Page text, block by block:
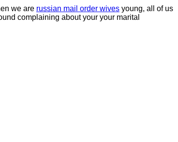
we are russian mail order wives young, all of us
complaining about your your marital